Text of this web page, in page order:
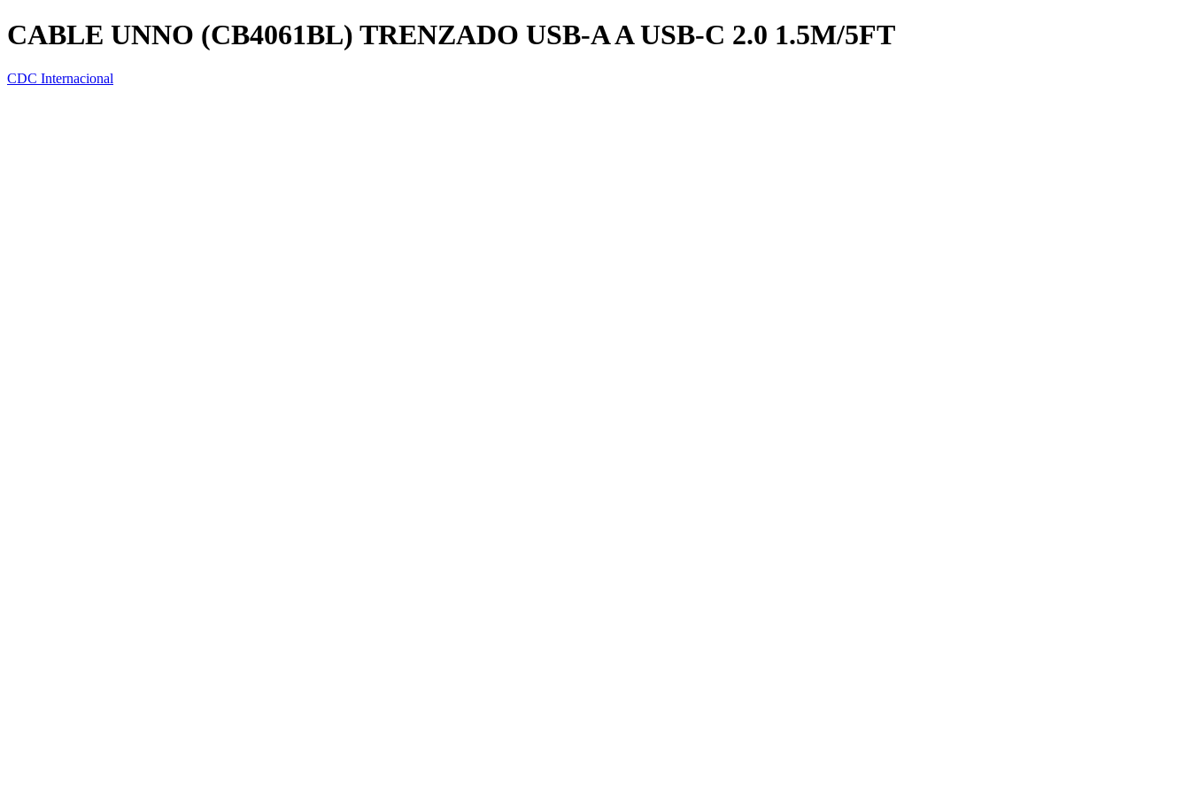
CABLE UNNO (CB4061BL) TRENZADO USB-A A USB-C 2.0 1.5M/5FT
CDC Internacional